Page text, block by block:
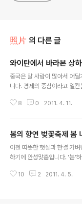
照片 의 다른 글
와이탄에서 바라본 상
중국은 말 사람이 많아서 어
니다. 경제의 중심이라고 일
이라 일컬어지는 난징똥루(
키는 신천지(新天地)를 꼽는
이탄(外灘)의 야경을 추천합
야경 와~감탄이 절로 났습니
만 금무대하에 올라동방명주
8 0 2011. 4. 11.
봄의 향연 벚꽃축제 봄
이젠 따뜻한 햇살과 한결 가벼
하기에 안성맞춤입니다. '봄'
혼자 져버리는.. 게다가 봄비
10 2 2011. 4. 5.